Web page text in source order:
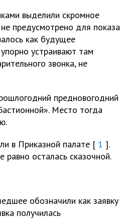
выделили скромное
предусмотрено для показа
как будущее
устраивают там
звонка, не
предновогодний
Место тогда
в Приказной палате [ 1 ].
осталась сказочной.
обозначили как заявку
получилась